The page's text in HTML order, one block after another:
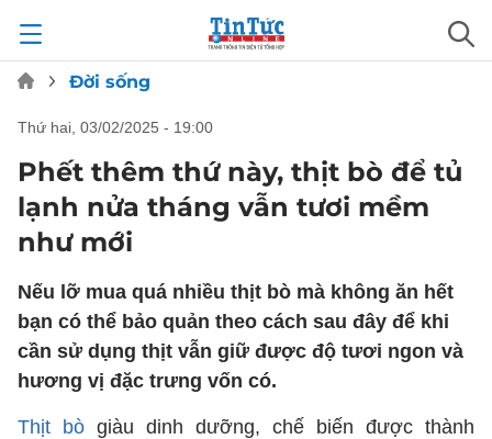
Đời sống
thứ hai, 03/02/2025 - 19:00
Phết thêm thứ này, thịt bò để tủ
lạnh nửa tháng vẫn tươi mềm
như mới
Nếu lỡ mua quá nhiều thịt bò mà không ăn hết
bạn có thể bảo quản theo cách sau đây để khi
cần sử dụng thịt vẫn giữ được độ tươi ngon và
hương vị đặc trưng vốn có.
Thịt bò giàu dinh dưỡng, chế biến được thành